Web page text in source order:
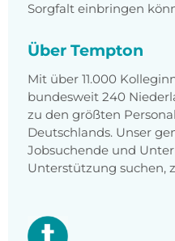
Sorgfalt einbringen
Über Tempton
Mit über 11.000
bundesweit 240
zu den größten
Deutschlands. Unser
Jobsuchende und
Unterstützung suchen,